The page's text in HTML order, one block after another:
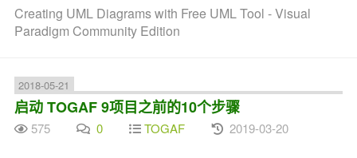
Creating UML Diagrams with Free UML Tool - Visual
Paradigm Community Edition
2018-05-21
启动 TOGAF 9项目之前的10个步骤
575 0 TOGAF 2019-03-20